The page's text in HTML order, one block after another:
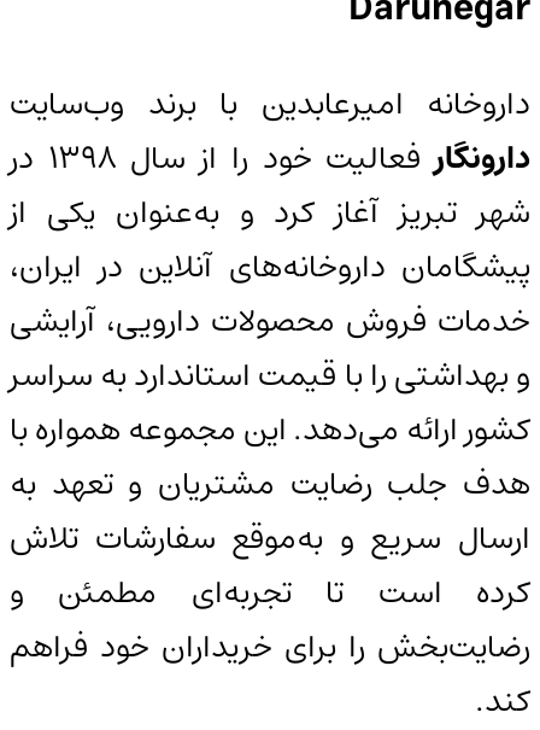
داروخانه امیرعابدین با برند وب‌سایت
دارونگار
فعالیت خود را از سال 1398 در
شهر تبریز آغاز کرد و به‌عنوان یکی از
پیشگامان داروخانه‌های آنلاین در ایران،
خدمات فروش محصولات دارویی، آرایشی
و بهداشتی را با قیمت استاندارد به سراسر
کشور ارائه می‌دهد. این مجموعه همواره با
هدف جلب رضایت مشتریان و تعهد به
ارسال سریع و به‌موقع سفارشات تلاش
کرده است تا تجربه‌ای مطمئن و
رضایت‌بخش را برای خریداران خود فراهم
کند.